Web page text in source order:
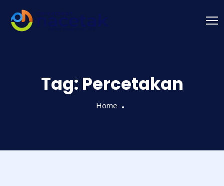
Tag: Percetakan
Home